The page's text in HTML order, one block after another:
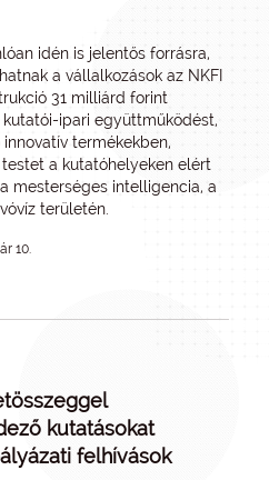
idén is jelentős forrásra,
a vállalkozások az NKFI
31 milliárd forint
ipari együttműködést,
termékekben,
a kutatóhelyeken elért
mesterséges intelligencia, a
területén.
10.
kutatásokat
felhívások